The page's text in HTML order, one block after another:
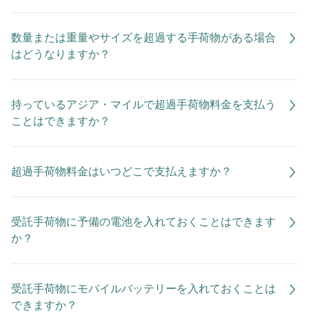
数量または重量やサイズを超過する手荷物がある場合
はどうなりますか？
持っているアジア・マイルで超過手荷物料金を支払う
ことはできますか？
超過手荷物料金はいつどこで支払えますか？
受託手荷物に予備の電池を入れておくことはできます
か？
受託手荷物にモバイルバッテリーを入れておくことは
できますか？